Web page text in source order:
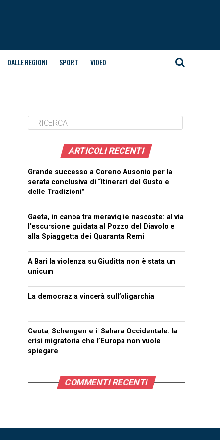
DALLE REGIONI SPORT VIDEO
ARTICOLI RECENTI
Grande successo a Coreno Ausonio per la
serata conclusiva di “Itinerari del Gusto e
delle Tradizioni”
Gaeta, in canoa tra meraviglie nascoste: al via
l’escursione guidata al Pozzo del Diavolo e
alla Spiaggetta dei Quaranta Remi
A Bari la violenza su Giuditta non è stata un
unicum
La democrazia vincerà sull’oligarchia
Ceuta, Schengen e il Sahara Occidentale: la
crisi migratoria che l’Europa non vuole
spiegare
COMMENTI RECENTI